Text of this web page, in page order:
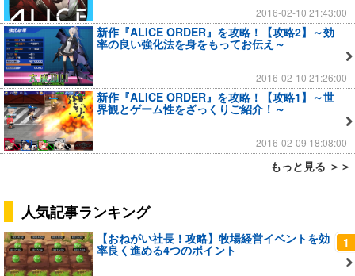
2016-02-10 21:43:00
新作『ALICE ORDER』を攻略！【攻略2】～効
率の良い強化法を身をもってお伝え～
2016-02-10 21:26:00
新作『ALICE ORDER』を攻略！【攻略1】～世
界観とゲーム性をざっくりご紹介！～
2016-02-09 18:08:00
もっと見る ＞＞
人気記事ランキング
1
【おねがい社長！攻略】牧場経営イベントを効
率良く進める4つのポイント